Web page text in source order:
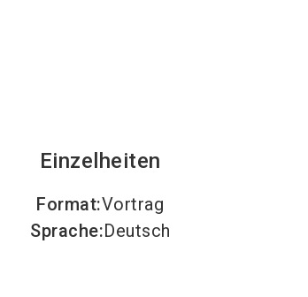
Einzelheiten
Format:Vortrag
Sprache:Deutsch